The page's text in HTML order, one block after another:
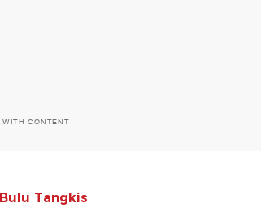
CONTENT
Tangkis